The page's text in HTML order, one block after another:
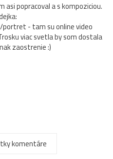
asi popracoval a s kompoziciou.
- tam su online video
viac svetla by som dostala
zaostrenie :)
nie je zlé !
komentáre